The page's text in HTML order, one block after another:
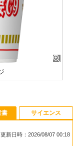
書
更新日時：2026/08/07 00:18
サイエンス